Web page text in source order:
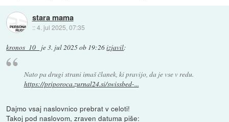
stara mama
::4. jul 2025, 07:35
kronos_10_ je3. jul 2025 ob 19:26izjavil:
Nato pa drugi strani imaš članek, ki pravijo, da je vse v redu.
https://priporoca.zurnal24.si/swissbed-...
Dajmo vsaj naslovnico prebrat v celoti!
Takoj pod naslovom, zraven datuma piše: